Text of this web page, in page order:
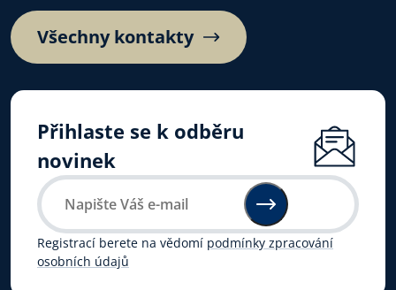
Všechny kontakty
Přihlaste se k odběru
novinek
Registrací berete na vědomí podmínky zpracování
osobních údajů